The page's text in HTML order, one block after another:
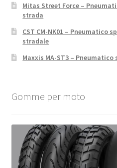
Mitas Street Force –
strada
CST CM-NK01 – Pneumatico
stradale
Maxxis MA-ST3 –
Gomme per moto